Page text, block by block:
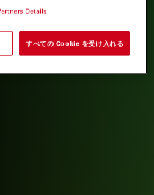
Details
すべての Cookie を受け入れる